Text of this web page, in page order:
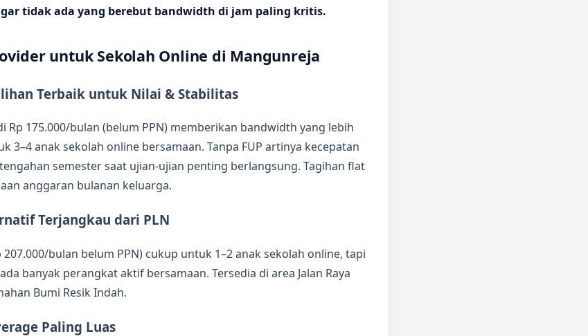
tidak ada yang berebut bandwidth di jam paling kritis.
untuk Sekolah Online di Mangunreja
Terbaik untuk Nilai & Stabilitas
Rp 175.000/bulan (belum PPN) memberikan bandwidth yang lebih
3–4 anak sekolah online bersamaan. Tanpa FUP artinya kecepatan
semester saat ujian-ujian penting berlangsung. Tagihan flat
anggaran bulanan keluarga.
Terjangkau dari PLN
207.000/bulan belum PPN) cukup untuk 1–2 anak sekolah online, tapi
banyak perangkat aktif bersamaan. Tersedia di area Jalan Raya
Bumi Resik Indah.
Paling Luas